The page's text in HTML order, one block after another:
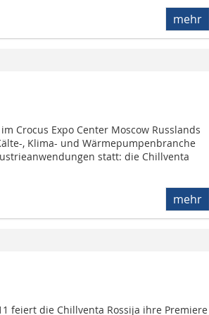
mehr
Crocus Expo Center Moscow Russlands
, Klima- und Wärmepumpenbranche
statt: die Chillventa
mehr
feiert die Chillventa Rossija ihre Premiere